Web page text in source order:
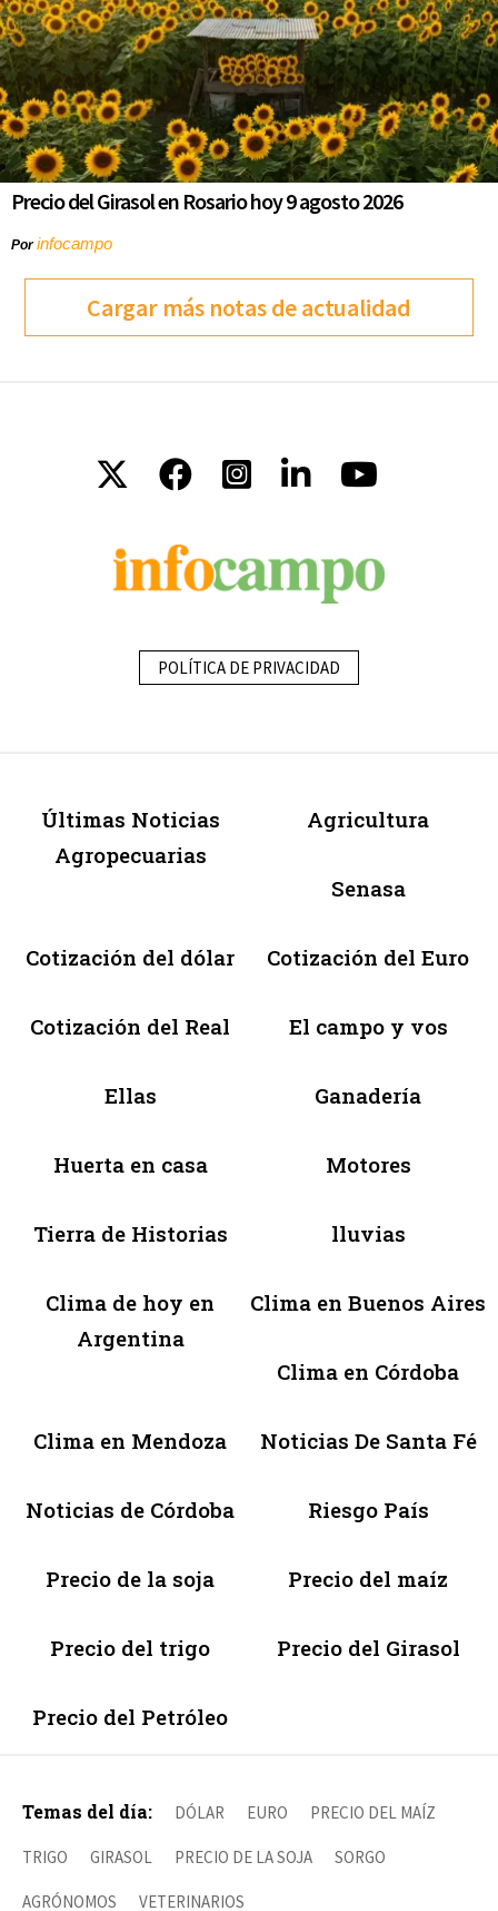
Precio del Girasol en Rosario hoy 9 agosto 2026
Porinfocampo
Cargar más notas de actualidad
POLÍTICA DE PRIVACIDAD
Últimas Noticias
Agropecuarias
Agricultura
Senasa
Cotización del dólar Cotización del Euro
Cotización del Real El campo y vos
Ellas Ganadería
Huerta en casa Motores
Tierra de Historias lluvias
Clima de hoy en
Argentina
Clima en Buenos Aires
Clima en Córdoba
Clima en Mendoza Noticias De Santa Fé
Noticias de Córdoba Riesgo País
Precio de la soja Precio del maíz
Precio del trigo Precio del Girasol
Precio del Petróleo
Temas del día: DÓLAR EURO PRECIO DEL MAÍZ
TRIGO GIRASOL PRECIO DE LA SOJA SORGO
AGRÓNOMOS VETERINARIOS